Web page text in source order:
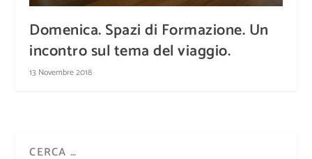
Domenica. Spazi di Formazione. Un
incontro sul tema del viaggio.
13 Novembre 2018